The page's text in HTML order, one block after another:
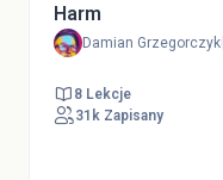
Harm
Damian Grzegorczyk
8 Lekcje
31k Zapisany